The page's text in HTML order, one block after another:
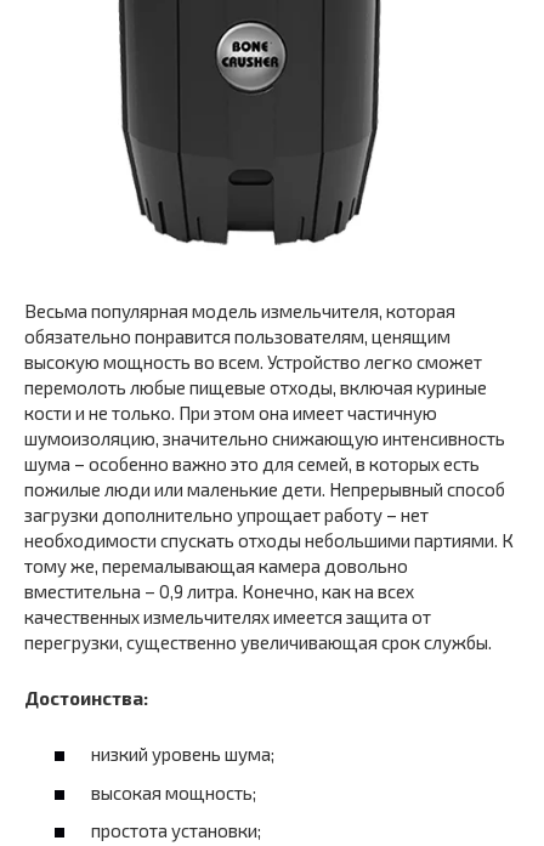
Весьма популярная модель измельчителя, которая
обязательно понравится пользователям, ценящим
высокую мощность во всем. Устройство легко сможет
перемолоть любые пищевые отходы, включая куриные
кости и не только. При этом она имеет частичную
шумоизоляцию, значительно снижающую интенсивность
шума – особенно важно это для семей, в которых есть
пожилые люди или маленькие дети. Непрерывный способ
загрузки дополнительно упрощает работу – нет
необходимости спускать отходы небольшими партиями. К
тому же, перемалывающая камера довольно
вместительна – 0,9 литра. Конечно, как на всех
качественных измельчителях имеется защита от
перегрузки, существенно увеличивающая срок службы.
Достоинства:
низкий уровень шума;
высокая мощность;
простота установки;